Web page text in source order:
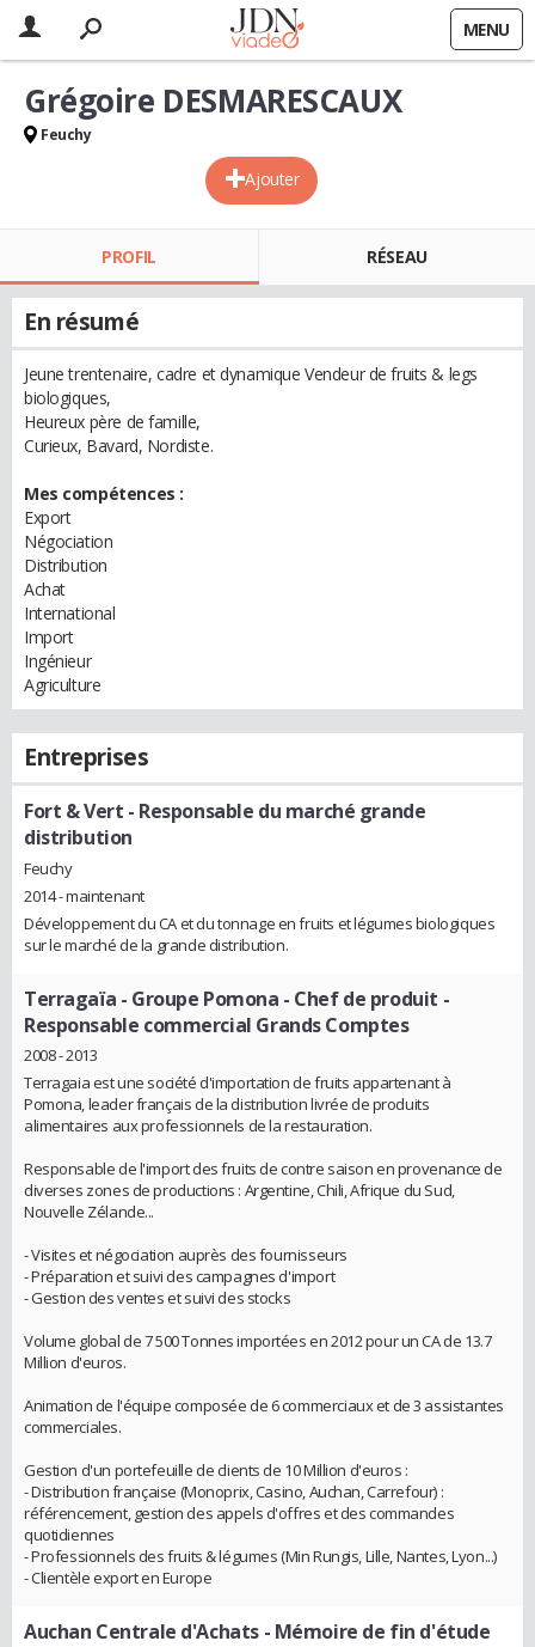
MENU
Ajouter
Grégoire DESMARESCAUX
Feuchy
PROFIL RÉSEAU
En résumé
Jeune trentenaire, cadre et dynamique Vendeur de fruits & legs
biologiques,
Heureux père de famille,
Curieux, Bavard, Nordiste.
Mes compétences :
Export
Négociation
Distribution
Achat
International
Import
Ingénieur
Agriculture
Entreprises
Fort & Vert - Responsable du marché grande
distribution
Feuchy
2014 - maintenant
Développement du CA et du tonnage en fruits et légumes biologiques
sur le marché de la grande distribution.
Terragaïa - Groupe Pomona - Chef de produit -
Responsable commercial Grands Comptes
2008 - 2013
Terragaia est une société d'importation de fruits appartenant à
Pomona, leader français de la distribution livrée de produits
alimentaires aux professionnels de la restauration.
Responsable de l'import des fruits de contre saison en provenance de
diverses zones de productions : Argentine, Chili, Afrique du Sud,
Nouvelle Zélande...
- Visites et négociation auprès des fournisseurs
- Préparation et suivi des campagnes d'import
- Gestion des ventes et suivi des stocks
Volume global de 7 500 Tonnes importées en 2012 pour un CA de 13.7
Million d'euros.
Animation de l'équipe composée de 6 commerciaux et de 3 assistantes
commerciales.
Gestion d'un portefeuille de clients de 10 Million d'euros :
- Distribution française (Monoprix, Casino, Auchan, Carrefour) :
référencement, gestion des appels d'offres et des commandes
quotidiennes
- Professionnels des fruits & légumes (Min Rungis, Lille, Nantes, Lyon...)
- Clientèle export en Europe
Auchan Centrale d'Achats- Mémoire de fin d'étude